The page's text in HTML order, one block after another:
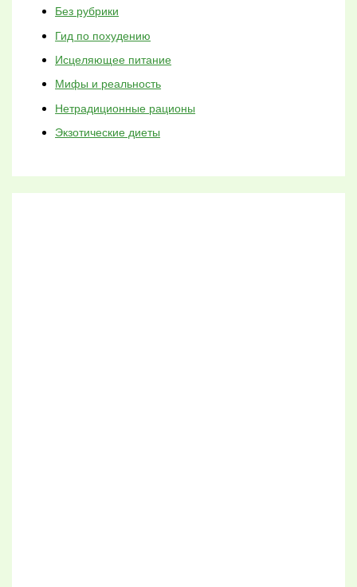
Без рубрики
Гид по похудению
Исцеляющее питание
Мифы и реальность
Нетрадиционные рационы
Экзотические диеты